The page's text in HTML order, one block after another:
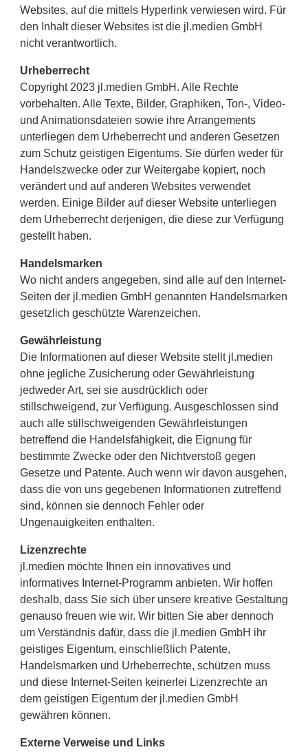
Websites, auf die mittels Hyperlink verwiesen wird. Für
den Inhalt dieser Websites ist die jl.medien GmbH
nicht verantwortlich.
Urheberrecht
Copyright 2023 jl.medien GmbH. Alle Rechte
vorbehalten. Alle Texte, Bilder, Graphiken, Ton-, Video-
und Animationsdateien sowie ihre Arrangements
unterliegen dem Urheberrecht und anderen Gesetzen
zum Schutz geistigen Eigentums. Sie dürfen weder für
Handelszwecke oder zur Weitergabe kopiert, noch
verändert und auf anderen Websites verwendet
werden. Einige Bilder auf dieser Website unterliegen
dem Urheberrecht derjenigen, die diese zur Verfügung
gestellt haben.
Handelsmarken
Wo nicht anders angegeben, sind alle auf den Internet-
Seiten der jl.medien GmbH genannten Handelsmarken
gesetzlich geschützte Warenzeichen.
Gewährleistung
Die Informationen auf dieser Website stellt jl.medien
ohne jegliche Zusicherung oder Gewährleistung
jedweder Art, sei sie ausdrücklich oder
stillschweigend, zur Verfügung. Ausgeschlossen sind
auch alle stillschweigenden Gewährleistungen
betreffend die Handelsfähigkeit, die Eignung für
bestimmte Zwecke oder den Nichtverstoß gegen
Gesetze und Patente. Auch wenn wir davon ausgehen,
dass die von uns gegebenen Informationen zutreffend
sind, können sie dennoch Fehler oder
Ungenauigkeiten enthalten.
Lizenzrechte
jl.medien möchte Ihnen ein innovatives und
informatives Internet-Programm anbieten. Wir hoffen
deshalb, dass Sie sich über unsere kreative Gestaltung
genauso freuen wie wir. Wir bitten Sie aber dennoch
um Verständnis dafür, dass die jl.medien GmbH ihr
geistiges Eigentum, einschließlich Patente,
Handelsmarken und Urheberrechte, schützen muss
und diese Internet-Seiten keinerlei Lizenzrechte an
dem geistigen Eigentum der jl.medien GmbH
gewähren können.
Externe Verweise und Links